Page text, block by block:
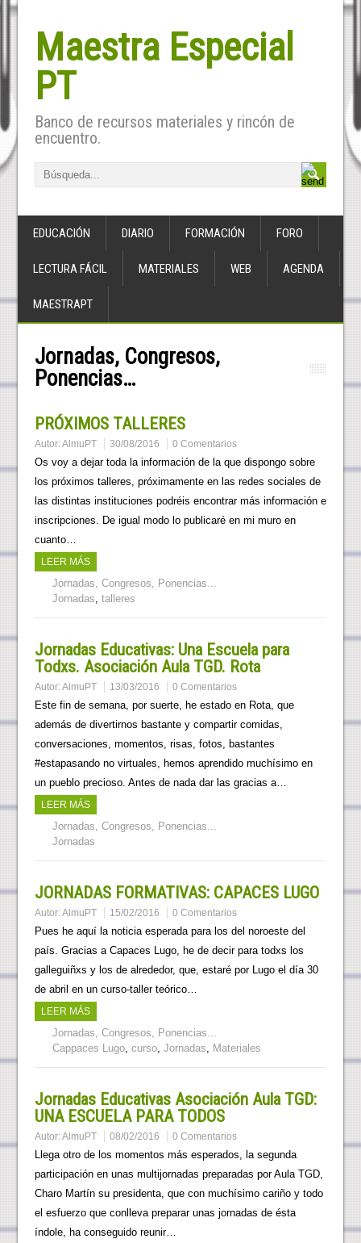
Maestra Especial
PT
Banco de recursos materiales y rincón de
encuentro.
EDUCACIÓN DIARIO FORMACIÓN FORO
LECTURA FÁCIL MATERIALES WEB AGENDA
MAESTRAPT
Jornadas, Congresos,
Ponencias…
PRÓXIMOS TALLERES
Autor:AlmuPT 30/08/2016 0 Comentarios
Os voy a dejar toda la información de la que dispongo sobre
los próximos talleres, próximamente en las redes sociales de
las distintas instituciones podréis encontrar más información e
inscripciones. De igual modo lo publicaré en mi muro en
cuanto…
LEER MÁS
Jornadas, Congresos, Ponencias...
Jornadas, talleres
Jornadas Educativas: Una Escuela para
Todxs. Asociación Aula TGD. Rota
Autor:AlmuPT 13/03/2016 0 Comentarios
Este fin de semana, por suerte, he estado en Rota, que
además de divertirnos bastante y compartir comidas,
conversaciones, momentos, risas, fotos, bastantes
#estapasando no virtuales, hemos aprendido muchísimo en
un pueblo precioso. Antes de nada dar las gracias a…
LEER MÁS
Jornadas, Congresos, Ponencias...
Jornadas
JORNADAS FORMATIVAS: CAPACES LUGO
Autor:AlmuPT 15/02/2016 0 Comentarios
Pues he aquí la noticia esperada para los del noroeste del
país. Gracias a Capaces Lugo, he de decir para todxs los
galleguiñxs y los de alrededor, que, estaré por Lugo el día 30
de abril en un curso-taller teórico…
LEER MÁS
Jornadas, Congresos, Ponencias...
Cappaces Lugo, curso, Jornadas, Materiales
Jornadas Educativas Asociación Aula TGD:
UNA ESCUELA PARA TODOS
Autor:AlmuPT 08/02/2016 0 Comentarios
Llega otro de los momentos más esperados, la segunda
participación en unas multijornadas preparadas por Aula TGD,
Charo Martín su presidenta, que con muchísimo cariño y todo
el esfuerzo que conlleva preparar unas jornadas de ésta
índole, ha conseguido reunir…